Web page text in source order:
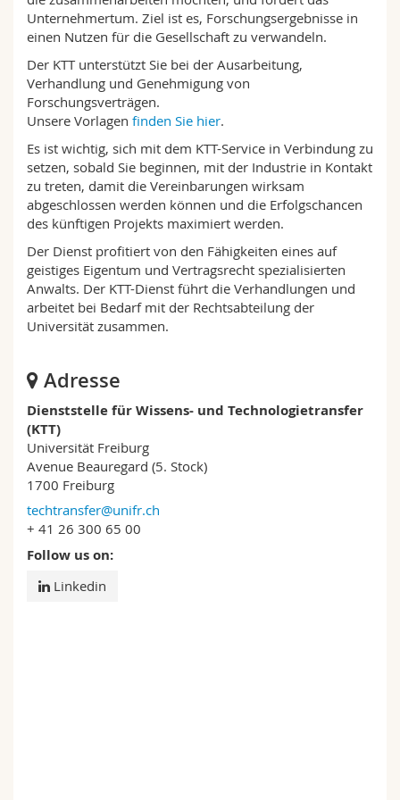
Math.-Nat. und Med. Fak.
Interfakultär
Mitarbeitende
Doktorierende
Webmail
Vorlesungsverzeichnis
MyUnifr
Unternehmertum. Ziel ist es, Forschungsergebnisse in
einen Nutzen für die Gesellschaft zu verwandeln.
Der KTT unterstützt Sie bei der Ausarbeitung,
Verhandlung und Genehmigung von
Forschungsverträgen.
Unsere Vorlagen finden Sie hier.
Es ist wichtig, sich mit dem KTT-Service in Verbindung zu
setzen, sobald Sie beginnen, mit der Industrie in Kontakt
zu treten, damit die Vereinbarungen wirksam
abgeschlossen werden können und die Erfolgschancen
des künftigen Projekts maximiert werden.
Der Dienst profitiert von den Fähigkeiten eines auf
geistiges Eigentum und Vertragsrecht spezialisierten
Anwalts. Der KTT-Dienst führt die Verhandlungen und
arbeitet bei Bedarf mit der Rechtsabteilung der
Universität zusammen.
Adresse
Dienststelle für Wissens- und Technologietransfer
(KTT)
Universität Freiburg
Avenue Beauregard (5. Stock)
1700 Freiburg
techtransfer@unifr.ch
+ 41 26 300 65 00
Follow us on:
Linkedin